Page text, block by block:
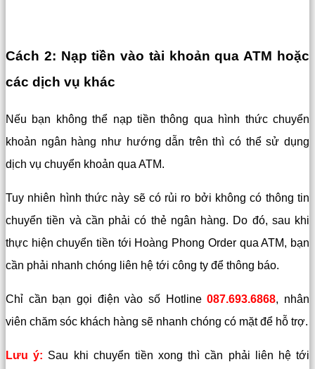
Cách 2: Nạp tiền vào tài khoản qua ATM hoặc
các dịch vụ khác
Nếu bạn không thể nạp tiền thông qua hình thức chuyển
khoản ngân hàng như hướng dẫn trên thì có thể sử dụng
dịch vụ chuyển khoản qua ATM.
Tuy nhiên hình thức này sẽ có rủi ro bởi không có thông tin
chuyển tiền và cần phải có thẻ ngân hàng. Do đó, sau khi
thực hiện chuyển tiền tới Hoàng Phong Order qua ATM, bạn
cần phải nhanh chóng liên hệ tới công ty để thông báo.
Chỉ cần bạn gọi điện vào số Hotline087.693.6868, nhân
viên chăm sóc khách hàng sẽ nhanh chóng có mặt để hỗ trợ.
Lưu ý: Sau khi chuyển tiền xong thì cần phải liên hệ tới